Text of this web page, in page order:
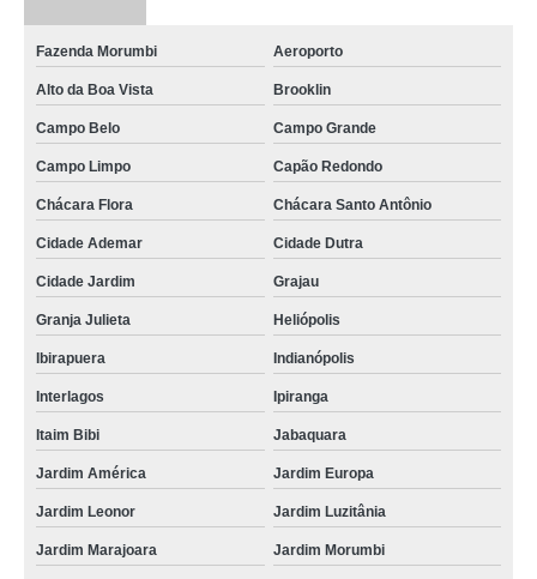
Fazenda Morumbi Aeroporto
Alto da Boa Vista Brooklin
Campo Belo Campo Grande
Campo Limpo Capão Redondo
Chácara Flora Chácara Santo Antônio
Cidade Ademar Cidade Dutra
Cidade Jardim Grajau
Granja Julieta Heliópolis
Ibirapuera Indianópolis
Interlagos Ipiranga
Itaim Bibi Jabaquara
Jardim América Jardim Europa
Jardim Leonor Jardim Luzitânia
Jardim Marajoara Jardim Morumbi